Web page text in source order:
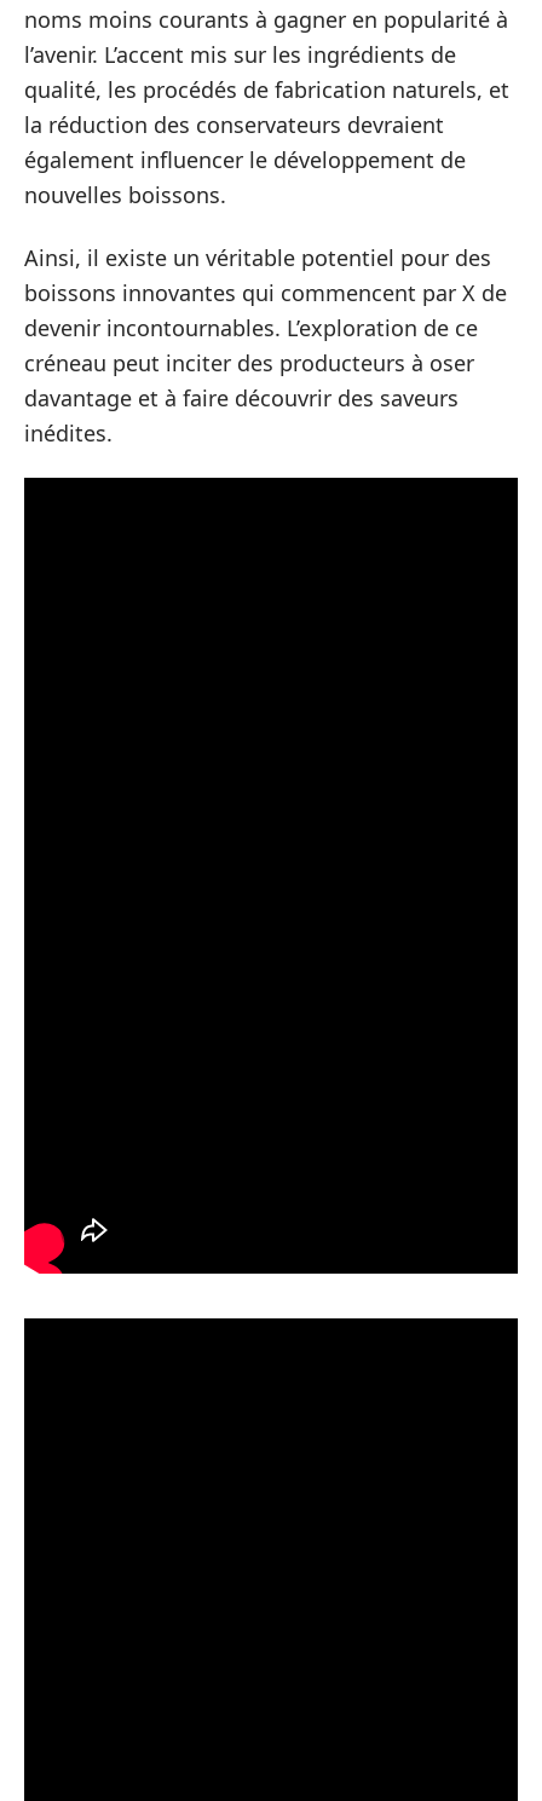
noms moins courants à gagner en popularité à
l’avenir. L’accent mis sur les ingrédients de
qualité, les procédés de fabrication naturels, et
la réduction des conservateurs devraient
également influencer le développement de
nouvelles boissons.
Ainsi, il existe un véritable potentiel pour des
boissons innovantes qui commencent par X de
devenir incontournables. L’exploration de ce
créneau peut inciter des producteurs à oser
davantage et à faire découvrir des saveurs
inédites.